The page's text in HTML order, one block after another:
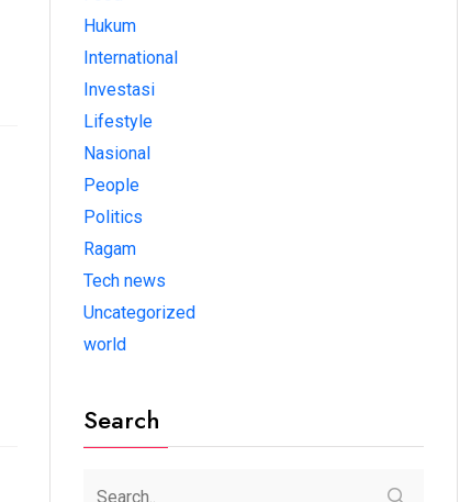
Hukum
International
Investasi
Lifestyle
Nasional
People
Politics
Ragam
Tech news
Uncategorized
world
Search